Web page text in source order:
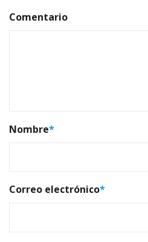
Comentario
Nombre*
Correo electrónico*